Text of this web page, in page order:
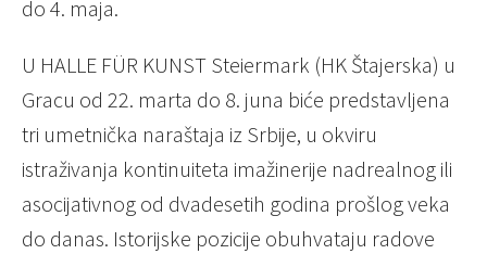
do 4. maja.
U HALLE FÜR KUNST Steiermark (HK Štajerska) u
Gracu od 22. marta do 8. juna biće predstavljena
tri umetnička naraštaja iz Srbije, u okviru
istraživanja kontinuiteta imažinerije nadrealnog ili
asocijativnog od dvadesetih godina prošlog veka
do danas. Istorijske pozicije obuhvataju radove